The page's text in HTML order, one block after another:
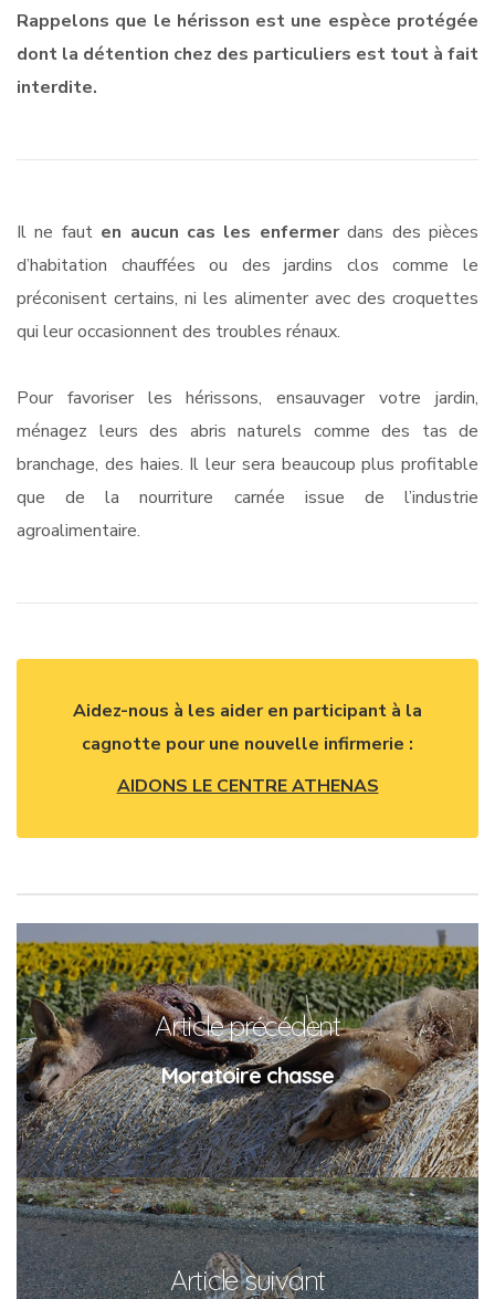
Rappelons que le hérisson est une espèce protégée
dont la détention chez des particuliers est tout à fait
interdite.
Il ne faut en aucun cas les enfermerdans des pièces
d’habitation chauffées ou des jardins clos comme le
préconisent certains, ni les alimenter avec des croquettes
qui leur occasionnent des troubles rénaux.
Pour favoriser les hérissons, ensauvager votre jardin,
ménagez leurs des abris naturels comme des tas de
branchage, des haies. Il leur sera beaucoup plus profitable
que de la nourriture carnée issue de l’industrie
agroalimentaire.
Aidez-nous à les aider en participant à la
cagnotte pour une nouvelle infirmerie :
AIDONS LE CENTRE ATHENAS
Article précédent
Moratoire chasse
Article suivant